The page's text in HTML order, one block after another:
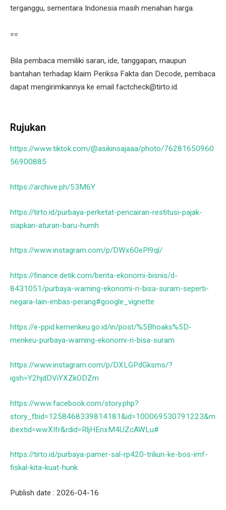
terganggu, sementara Indonesia masih menahan harga.
==
Bila pembaca memiliki saran, ide, tanggapan, maupun
bantahan terhadap klaim Periksa Fakta dan Decode, pembaca
dapat mengirimkannya ke email factcheck@tirto.id.
Rujukan
https://www.tiktok.com/@asikinsajaaa/photo/76281650960
56900885
https://archive.ph/53M6Y
https://tirto.id/purbaya-perketat-pencairan-restitusi-pajak-
siapkan-aturan-baru-humh
https://www.instagram.com/p/DWx60ePl9ql/
https://finance.detik.com/berita-ekonomi-bisnis/d-
8431051/purbaya-warning-ekonomi-ri-bisa-suram-seperti-
negara-lain-imbas-perang#google_vignette
https://e-ppid.kemenkeu.go.id/in/post/%5Bhoaks%5D-
menkeu-purbaya-warning-ekonomi-ri-bisa-suram
https://www.instagram.com/p/DXLGPdGksms/?
igsh=Y2hjdDViYXZkODZm
https://www.facebook.com/story.php?
story_fbid=1258468339814181&id=100069530791223&m
ibextid=wwXIfr&rdid=RljHEnxM4UZcAWLu#
https://tirto.id/purbaya-pamer-sal-rp420-triliun-ke-bos-imf-
fiskal-kita-kuat-hunk
Publish date : 2026-04-16